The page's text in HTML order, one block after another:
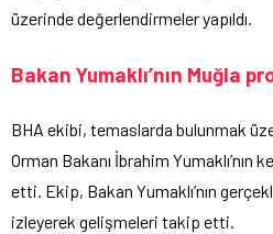
üzerinde değerlendirmeler yapıldı.
Bakan Yumaklı’nın Muğla
BHA ekibi, temaslarda bulunmak
Orman Bakanı İbrahim Yumaklı’nın
etti. Ekip, Bakan Yumaklı’nın
izleyerek gelişmeleri takip etti.